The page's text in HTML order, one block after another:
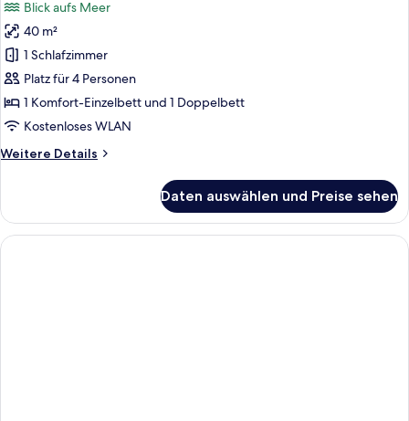
für
Junior-
Doppel-
oder
-
Zweibettzimmer
Blick aufs Meer
40 m²
1 Schlafzimmer
Platz für 4 Personen
1 Komfort-Einzelbett und 1 Doppelbett
Kostenloses WLAN
Weitere Details
Weitere
Doppel-
oder
-
Daten auswählen und Preise sehen